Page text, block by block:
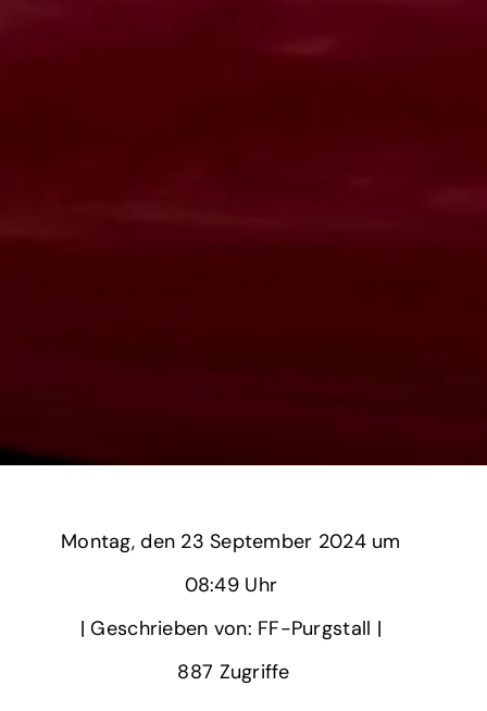
Montag,
‎| Geschrieben von: FF-Purgstall | ‎
887‏‏‎ ‎Zugriffe